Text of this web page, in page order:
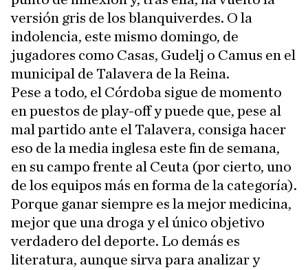
versión gris de los blanquiverdes. O la
indolencia, este mismo domingo, de
jugadores como Casas, Gudelj o Camus en el
municipal de Talavera de la Reina.
Pese a todo, el Córdoba sigue de momento
en puestos de play-off y puede que, pese al
mal partido ante el Talavera, consiga hacer
eso de la media inglesa este fin de semana,
en su campo frente al Ceuta (por cierto, uno
de los equipos más en forma de la categoría).
Porque ganar siempre es la mejor medicina,
mejor que una droga y el único objetivo
verdadero del deporte. Lo demás es
literatura, aunque sirva para analizar y